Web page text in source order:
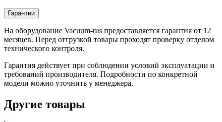
Гарантии
На оборудование Vacuum-rus предоставляется гарантия от 12
месяцев. Перед отгрузкой товары проходят проверку отделом
технического контроля.
Гарантия действует при соблюдении условий эксплуатации и
требований производителя. Подробности по конкретной
модели можно уточнить у менеджера.
Другие товары